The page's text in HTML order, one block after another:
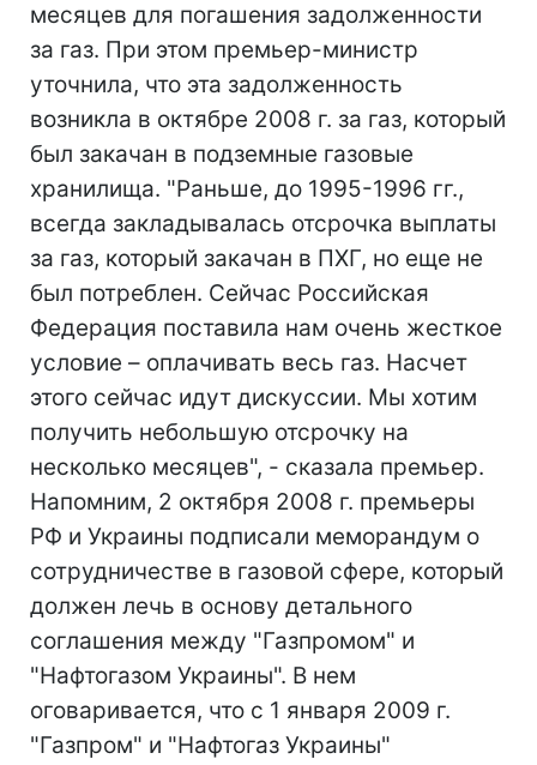
месяцев для погашения задолженности
за газ. При этом премьер-министр
уточнила, что эта задолженность
возникла в октябре 2008 г. за газ, который
был закачан в подземные газовые
хранилища. "Раньше, до 1995-1996 гг.,
всегда закладывалась отсрочка выплаты
за газ, который закачан в ПХГ, но еще не
был потреблен. Сейчас Российская
Федерация поставила нам очень жесткое
условие – оплачивать весь газ. Насчет
этого сейчас идут дискуссии. Мы хотим
получить небольшую отсрочку на
несколько месяцев", - сказала премьер.
Напомним, 2 октября 2008 г. премьеры
РФ и Украины подписали меморандум о
сотрудничестве в газовой сфере, который
должен лечь в основу детального
соглашения между "Газпромом" и
"Нафтогазом Украины". В нем
оговаривается, что с 1 января 2009 г.
"Газпром" и "Нафтогаз Украины"